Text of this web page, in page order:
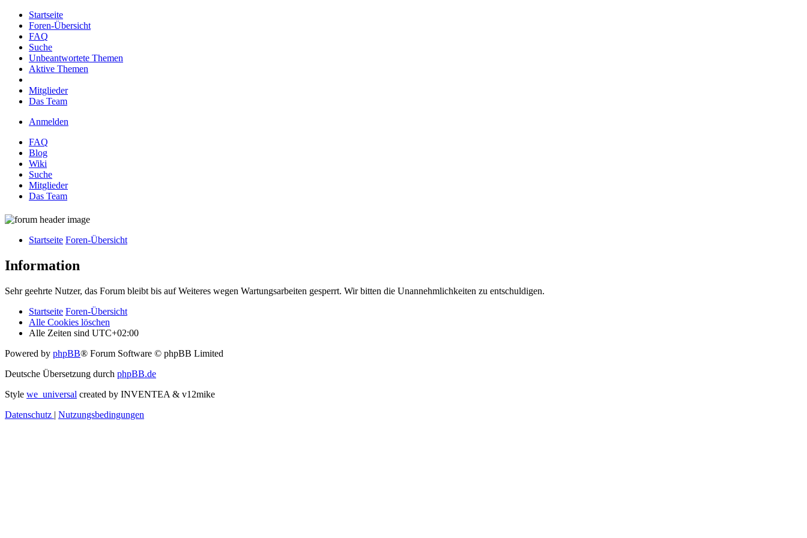
Startseite
Foren-Übersicht
FAQ
Suche
Unbeantwortete Themen
Aktive Themen
Mitglieder
Das Team
Anmelden
FAQ
Blog
Wiki
Suche
Mitglieder
Das Team
Startseite Foren-Übersicht
Information
Sehr geehrte Nutzer, das Forum bleibt bis auf Weiteres wegen Wartungsarbeiten gesperrt. Wir bitten die Unannehmlichkeiten zu entschuldigen.
Startseite Foren-Übersicht
Alle Cookies löschen
Alle Zeiten sind UTC+02:00
Powered by phpBB® Forum Software © phpBB Limited
Deutsche Übersetzung durch phpBB.de
Style we_universal created by INVENTEA & v12mike
Datenschutz | Nutzungsbedingungen